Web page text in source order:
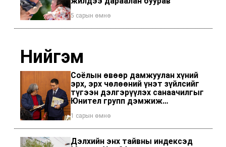
5 сарын өмнө
Нийгэм
Соёлын өвөөр дамжуулан хүний
эрх, эрх чөлөөний үнэт зүйлсийг
түгээн дэлгэрүүлэх санаачилгыг
Юнител групп дэмжиж
1 сарын өмнө
Дэлхийн энх тайвны индексэд